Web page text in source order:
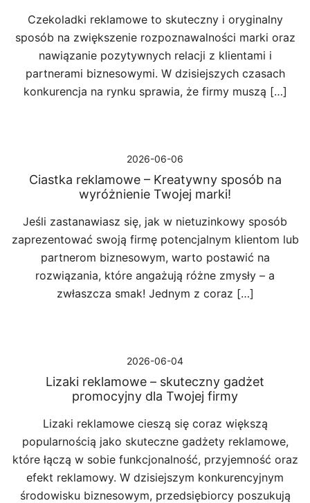
Czekoladki reklamowe to skuteczny i oryginalny
sposób na zwiększenie rozpoznawalności marki oraz
nawiązanie pozytywnych relacji z klientami i
partnerami biznesowymi. W dzisiejszych czasach
konkurencja na rynku sprawia, że firmy muszą […]
2026-06-06
Ciastka reklamowe – Kreatywny sposób na
wyróżnienie Twojej marki!
Jeśli zastanawiasz się, jak w nietuzinkowy sposób
zaprezentować swoją firmę potencjalnym klientom lub
partnerom biznesowym, warto postawić na
rozwiązania, które angażują różne zmysły – a
zwłaszcza smak! Jednym z coraz […]
2026-06-04
Lizaki reklamowe – skuteczny gadżet
promocyjny dla Twojej firmy
Lizaki reklamowe cieszą się coraz większą
popularnością jako skuteczne gadżety reklamowe,
które łączą w sobie funkcjonalność, przyjemność oraz
efekt reklamowy. W dzisiejszym konkurencyjnym
środowisku biznesowym, przedsiębiorcy poszukują